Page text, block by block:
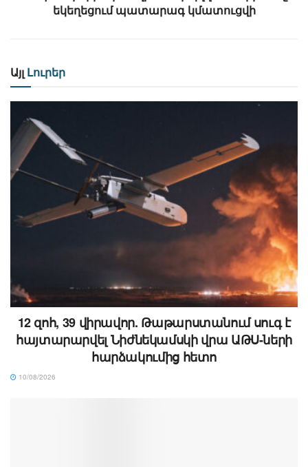
եկեղեցում պատարագ կմատուցվի
Այլ Լուրեր
12 զոհ, 39 վիրավոր. Թաթարստանում սուգ է
հայտարարվել Նիժնեկամսկի վրա ԱԹՍ-ների
հարձակումից հետո
10/08/2026